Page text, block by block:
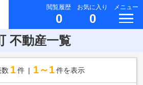
閲覧履歴
0
お気に入り
0
メニュー
不動産一覧
1 件 1～1 件を表示